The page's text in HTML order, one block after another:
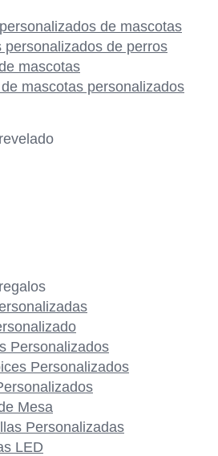
Personalizados
Personalizados
Mesa
Personalizadas
LED
de mascotas
personalizados de perros
mascotas
mascotas personalizados